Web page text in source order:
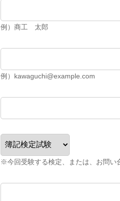
例）商工 太郎
例）kawaguchi@example.com
※今回受験する検定、または、お問い